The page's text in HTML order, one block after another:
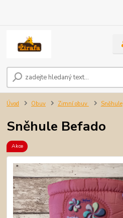
Úvod Obuv Zimní obuv Sněhule
Sněhule Befado
Akce